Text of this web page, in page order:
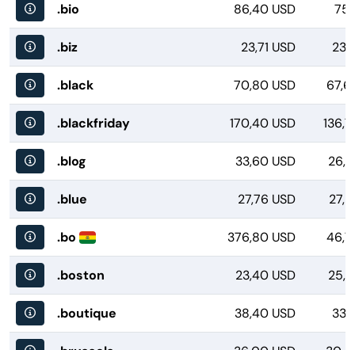
.bio 86,40 USD
.biz 23,71 USD
.black 70,80 USD
.blackfriday 170,40 USD
.blog 33,60 USD
.blue 27,76 USD
.bo 376,80 USD
.boston 23,40 USD
.boutique 38,40 USD